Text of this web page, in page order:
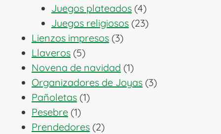
productos
Juegos plateados 44
productos
Juegos religiosos 2323
Lienzos impresos 33
Llaveros 55
productos
Novena de navidad 11
producto
Organizadores de Joyas 33
Pañoletas 11
Pesebre 11
producto
Prendedores 22